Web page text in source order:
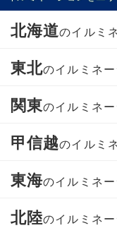
北海道のイルミ
東北のイルミネ
関東のイルミネ
甲信越のイルミ
東海のイルミネ
北陸のイルミネ